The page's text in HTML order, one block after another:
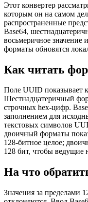
Этот конвертер
которым он на самом
распространенные
Base64,
восьмеричное значение
форматы обновятся
Как читать
Поле UUID показывает
Шестнадцатеричный
строчных hex-цифр.
заполнением для
текстовых символов
двоичный форматы
128-битное целое;
128 бит, чтобы ведущие
На что
Значения за пределами